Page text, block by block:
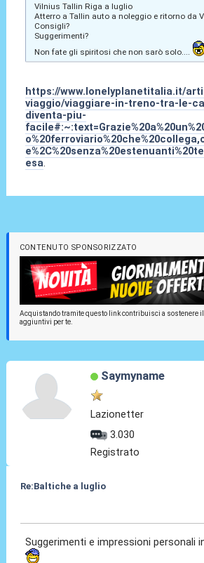
Vilnius Tallin Riga a luglio
Atterro a Tallin auto a noleggio e ritorno da
Consigli?
Suggerimenti?
Non fate gli spiritosi che non sarò solo....
https://www.lonelyplanetitalia.it/
viaggio/viaggiare-in-treno-tra-le-
diventa-piu-
esa.
CONTENUTO SPONSORIZZATO
Acquistando tramite questo link contribuisci a sostenere
aggiuntivi per te.
Saymyname
Lazionetter
3.030
Registrato
Re:Baltiche a luglio
Suggerimenti e impressioni personali